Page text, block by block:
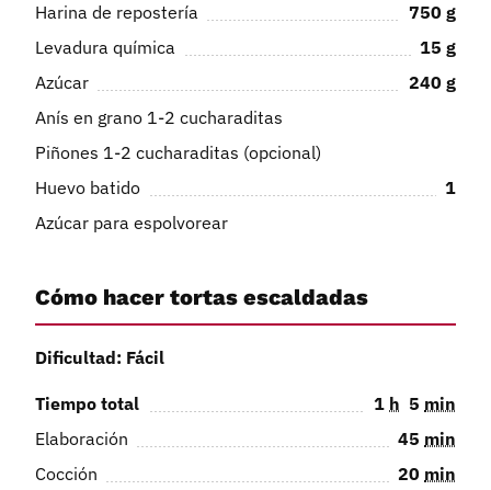
Harina de repostería
750 g
Levadura química
15 g
Azúcar
240 g
Anís en grano 1-2 cucharaditas
Piñones 1-2 cucharaditas (opcional)
Huevo batido
1
Azúcar para espolvorear
Cómo hacer tortas escaldadas
Dificultad: Fácil
Tiempo total 1 h 5 min
Elaboración
45 min
Cocción
20 min